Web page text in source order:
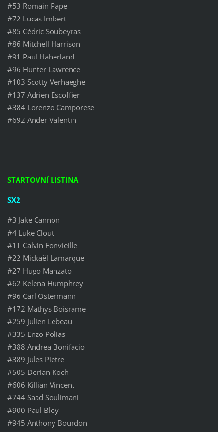
#53 Romain Pape
#72 Lucas Imbert
#85 Cédric Soubeyras
#86 Mitchell Harrison
#91 Paul Haberland
#96 Hunter Lawrence
#103 Scotty Verhaeghe
#137 Adrien Escoffier
#384 Lorenzo Camporese
#692 Ander Valentin
STARTOVNÍ LISTINA
SX2
#3 Jake Cannon
#4 Luke Clout
#11 Calvin Fonvieille
#22 Mickaël Lamarque
#27 Hugo Manzato
#62 Kelena Humphrey
#96 Carl Ostermann
#172 Mathys Boisrame
#259 Julien Lebeau
#335 Enzo Polias
#388 Andrea Bonifacio
#389 Jules Pietre
#505 Dorian Koch
#606 Killian Vincent
#744 Saad Soulimani
#900 Paul Bloy
#945 Anthony Bourdon